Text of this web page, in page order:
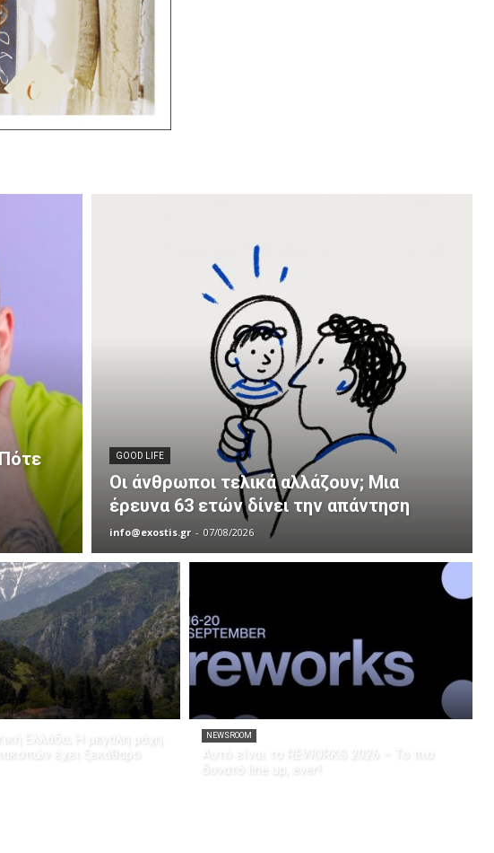
GOOD LIFE
Οι άνθρωποι τελικά αλλάζουν; Μια
έρευνα 63 ετών δίνει την απάντηση
info@exostis.gr - 07/08/2026
Ελλάδα; Η μεγάλη μάχη
έχει ξεκάθαρο
NEWSROOM
Αυτό είναι το REWORKS 2026 – Το πιο
δυνατό line up, ever!